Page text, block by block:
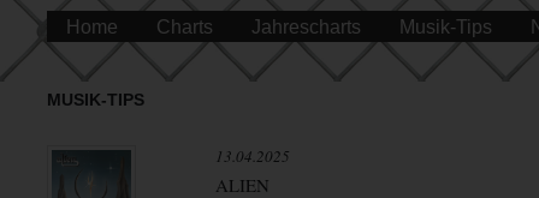
Home Charts Jahrescharts Musik-Tips
MUSIK-TIPS
13.04.2025
ALIEN